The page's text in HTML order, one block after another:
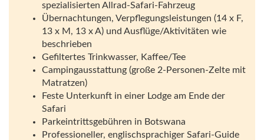
spezialisierten Allrad-Safari-Fahrzeug
Übernachtungen, Verpflegungsleistungen (14 x F,
13 x M, 13 x A) und Ausflüge/Aktivitäten wie
beschrieben
Gefiltertes Trinkwasser, Kaffee/Tee
Campingausstattung (große 2-Personen-Zelte mit
Matratzen)
Feste Unterkunft in einer Lodge am Ende der
Safari
Parkeintrittsgebühren in Botswana
Professioneller, englischsprachiger Safari-Guide